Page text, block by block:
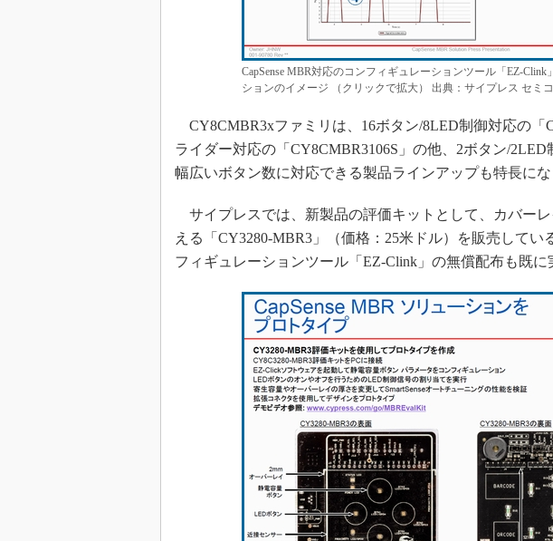
CapSense MBR対応のコンフィギュレーションツール「EZ-
ションのイメージ （クリックで拡大） 出典：サイプレス セミ
CY8CMBR3xファミリは、16ボタン/8LED制御対応の「
ライダー対応の「CY8CMBR3106S」の他、2ボタン/
幅広いボタン数に対応できる製品ラインアップも特長にな
サイプレスでは、新製品の評価キットとして、カバー
える「CY3280-MBR3」（価格：25米ドル）を販売してい
フィギュレーションツール「EZ-Clink」の無償配布も既に